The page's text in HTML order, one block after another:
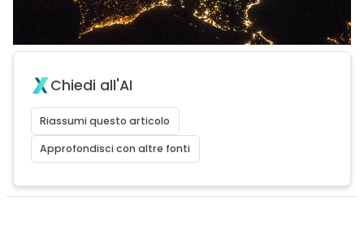
Chiedi all'AI
Riassumi questo articolo
Approfondisci con altre fonti